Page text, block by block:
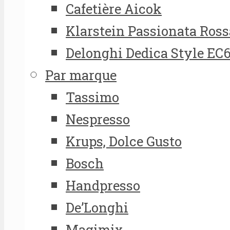
Cafetière Aicok
Klarstein Passionata
Delonghi Dedica Style
Par marque
Tassimo
Nespresso
Krups, Dolce Gusto
Bosch
Handpresso
De’Longhi